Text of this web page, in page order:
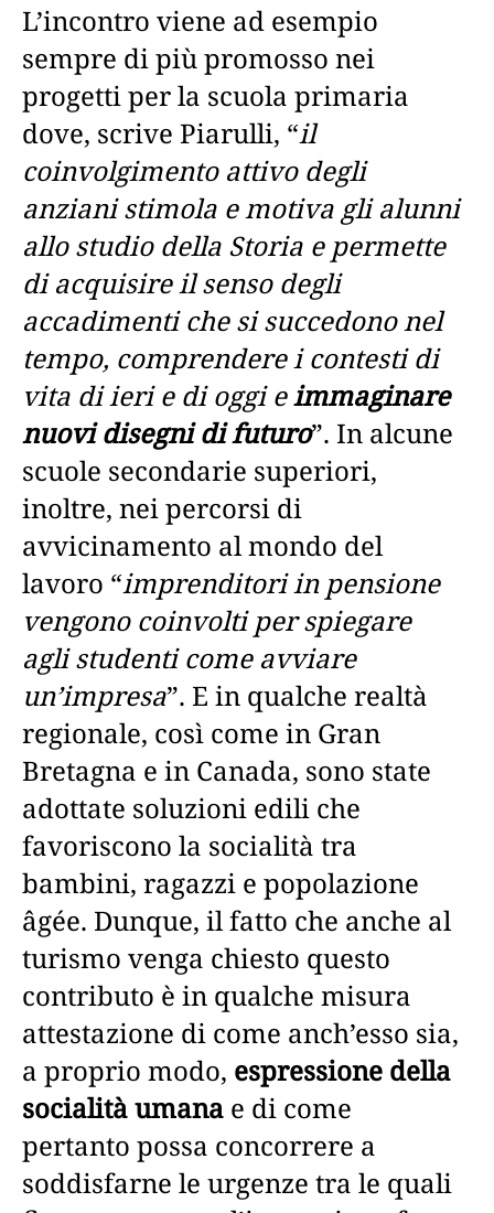
L’incontro viene ad esempio
sempre di più promosso nei
progetti per la scuola primaria
dove, scrive Piarulli, “il
coinvolgimento attivo degli
anziani stimola e motiva gli alunni
allo studio della Storia e permette
di acquisire il senso degli
accadimenti che si succedono nel
tempo, comprendere i contesti di
vita di ieri e di oggi eimmaginare
nuovi disegni di futuro”. In alcune
scuole secondarie superiori,
inoltre, nei percorsi di
avvicinamento al mondo del
lavoro “imprenditori in pensione
vengono coinvolti per spiegare
agli studenti come avviare
un’impresa”. E in qualche realtà
regionale, così come in Gran
Bretagna e in Canada, sono state
adottate soluzioni edili che
favoriscono la socialità tra
bambini, ragazzi e popolazione
âgée. Dunque, il fatto che anche al
turismo venga chiesto questo
contributo è in qualche misura
attestazione di come anch’esso sia,
a proprio modo, espressione della
socialità umana e di come
pertanto possa concorrere a
soddisfarne le urgenze tra le quali